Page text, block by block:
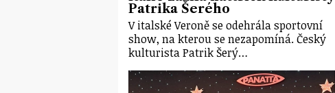
Patrika Šerého
V italské Veroně se odehrála sportovní
show, na kterou se nezapomíná. Český
kulturista Patrik Šerý…